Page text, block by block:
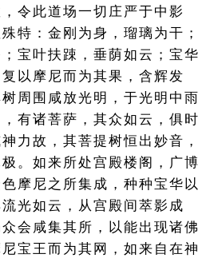
令此道场一切庄严于中影
特：金刚为身，瑠璃为干；
宝叶扶踈，垂荫如云；宝华
以摩尼而为其果，含辉发
周围咸放光明，于光明中雨
有诸菩萨，其众如云，俱时
力故，其菩提树恒出妙音，
。如来所处宫殿楼阁，广博
摩尼之所集成，种种宝华以
光如云，从宫殿间萃影成
会咸集其所，以能出现诸佛
宝王而为其网，如来自在神